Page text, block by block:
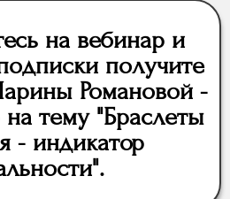
на вебинар и
получите
Романовой -
тему "Браслеты
- индикатор